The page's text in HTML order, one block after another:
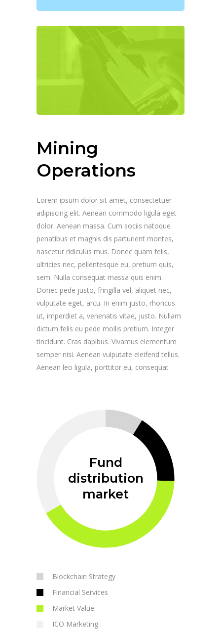
Mining
Operations
Lorem ipsum dolor sit amet, consectetuer
adipiscing elit. Aenean commodo ligula eget
dolor. Aenean massa. Cum sociis natoque
penatibus et magnis dis parturient montes,
nascetur ridiculus mus. Donec quam felis,
ultricies nec, pellentesque eu, pretium quis,
sem. Nulla consequat massa quis enim.
Donec pede justo, fringilla vel, aliquet nec,
vulputate eget, arcu. In enim justo, rhoncus
ut, imperdiet a, venenatis vitae, justo. Nullam
dictum felis eu pede mollis pretium. Integer
tincidunt. Cras dapibus. Vivamus elementum
semper nisi. Aenean vulputate eleifend tellus.
Aenean leo ligula, porttitor eu, consequat
Fund
distribution
market
Blockchain Strategy
Financial Services
Market Value
ICO Marketing